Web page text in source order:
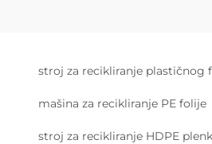
stroj za recikliranje plastičnog
mašina za recikliranje PE folije
stroj za recikliranje HDPE